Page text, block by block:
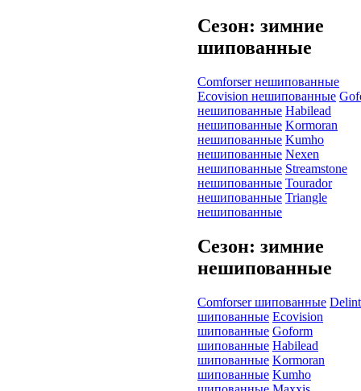
Сезон: зимние
шипованные
Comforser нешипованные
Ecovision нешипованные
нешипованные Habilead
нешипованные Kormoran
нешипованные Kumho
нешипованные Nexen
нешипованные Streamstone
нешипованные Tourador
нешипованные Triangle
нешипованные
Сезон: зимние
нешипованные
Comforser шипованные
шипованные Ecovision
шипованные Goform
шипованные Habilead
шипованные Kormoran
шипованные Kumho